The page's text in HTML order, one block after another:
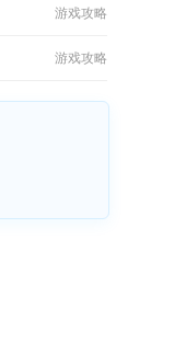
游戏攻略
游戏攻略